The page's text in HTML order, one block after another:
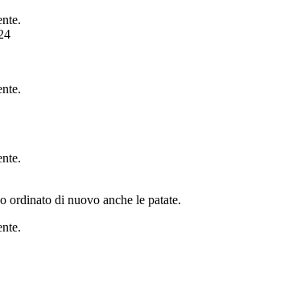
ordinato di nuovo anche le patate.